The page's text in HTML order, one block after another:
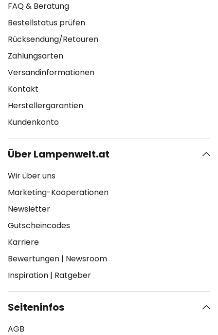
FAQ & Beratung
Bestellstatus prüfen
Rücksendung/Retouren
Zahlungsarten
Versandinformationen
Kontakt
Herstellergarantien
Kundenkonto
Über Lampenwelt.at
Wir über uns
Marketing-Kooperationen
Newsletter
Gutscheincodes
Karriere
Bewertungen | Newsroom
Inspiration | Ratgeber
Seiteninfos
AGB